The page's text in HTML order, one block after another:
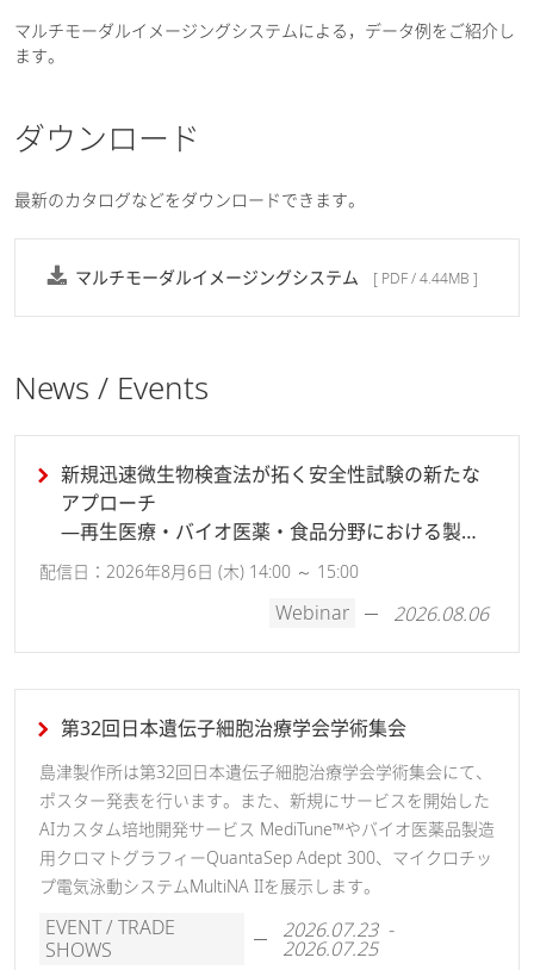
マルチモーダルイメージングシステムによる，データ例をご紹介し
ます。
ダウンロード
最新のカタログなどをダウンロードできます。
マルチモーダルイメージングシステム [ PDF / 4.44MB ]
News / Events
新規迅速微生物検査法が拓く安全性試験の新たな
アプローチ
―再生医療・バイオ医薬・食品分野における製
造・品質管理の効率化―
配信日：2026年8月6日 (木) 14:00 ～ 15:00
Webinar 2026.08.06
第32回日本遺伝子細胞治療学会学術集会
島津製作所は第32回日本遺伝子細胞治療学会学術集会にて、
ポスター発表を行います。また、新規にサービスを開始した
AIカスタム培地開発サービス MediTune™やバイオ医薬品製造
用クロマトグラフィーQuantaSep Adept 300、マイクロチッ
プ電気泳動システムMultiNA IIを展示します。
EVENT / TRADE
SHOWS
2026.07.23 -
2026.07.25